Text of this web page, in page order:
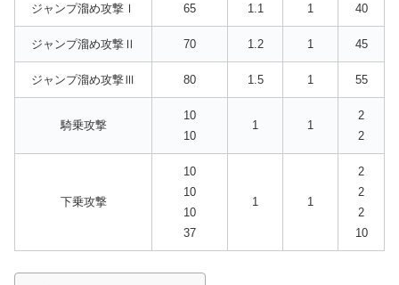
ジャンプ溜め攻撃Ⅰ 65 1.1 1 40
ジャンプ溜め攻撃Ⅱ 70 1.2 1 45
ジャンプ溜め攻撃Ⅲ 80 1.5 1 55
騎乗攻撃
10
10
1 1
2
2
下乗攻撃
10
10
10
37
1 1
2
2
2
10